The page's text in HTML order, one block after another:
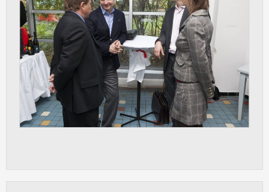
Cookies, které aplikace nedokáže zařadit.
Naším cílem je, aby tato kategorie
zůstala prázdná a všechny cookies byly
přiřazeny do některé z kategorií
uvedených výše.